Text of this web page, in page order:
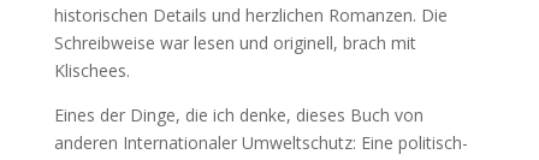
historischen Details und herzlichen Romanzen. Die
Schreibweise war lesen und originell, brach mit
Klischees.
Eines der Dinge, die ich denke, dieses Buch von
anderen Internationaler Umweltschutz: Eine politisch-